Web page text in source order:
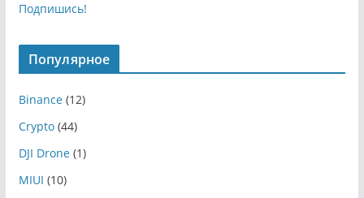
Подпишись!
Популярное
Binance(12)
Crypto(44)
DJI Drone(1)
MIUI (10)